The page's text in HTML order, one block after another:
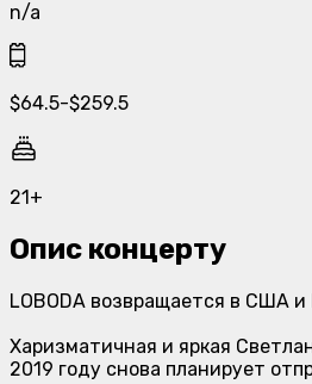
n/a
$64.5-$259.5
21+
Опис концерту
LOBODA возвращается в США
Харизматичная и яркая
2019 году снова планирует